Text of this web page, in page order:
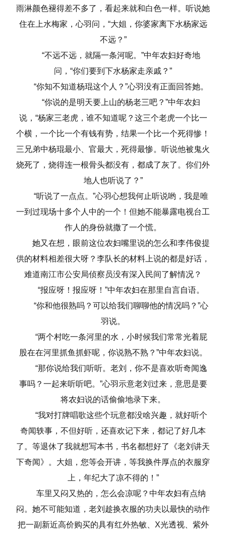
雨淋颜色褪得差不多了，看起来就和白色一样。听说她
住在上水梅家，心羽问，“大姐，你婆家离下水杨家远
不远？”
“不远不远，就隔一条河呢。”中年农妇好奇地
问，“你们要到下水杨家走亲戚？”
“你知不知道杨琨这个人？”心羽没有正面回答她。
“你说的是明天要上山的杨老三吧？”中年农妇
说，“杨家三老虎，谁不知道呢？这三个老虎一个比一
个横，一个比一个有钱有势，结果一个比一个死得惨！
三兄弟中杨琨最小、官最大，死得最惨。听说他被鬼火
烧死了，烧得连一根骨头都没有，都成了灰了。你们外
地人也听说了？”
“听说了一点点。”心羽心想我何止听说哟，我是唯
一到过现场十多个人中的一个！但她不能暴露电视台工
作人的身份就撒了一个慌。
她又在想，眼前这位农妇嘴里说的怎么和李伟俊提
供的材料相差很大呀？李队长的材料上说的都是好话，
难道南江市公安局侦察员没有深入民间了解情况？
“报应呀！报应呀！”中年农妇在那里自言自语。
“你和他很熟吗？可以给我们聊聊他的情况吗？”心
羽说。
“两个村吃一条河里的水，小时候我们常常光着屁
股在在河里抓鱼抓虾呢，你说熟不熟？”中年农妇说。
“那你说给我们听听。老刘，你不是喜欢听奇闻逸
事吗？一起来听听吧。”心羽示意老刘过来，意思是要
将农妇说的话偷偷地录下来。
“我对打牌唱歌这些个玩意都没啥兴趣，就好听个
奇闻轶事，不但好听，还喜欢记下来，都记了好几本
了。等退休了我就想写本书，书名都想好了《老刘讲天
下奇闻》。大姐，您等会开讲，等我换件厚点的衣服穿
上，年纪大了凉不得的！”
车里又闷又热的，怎么会凉呢？中年农妇有点纳
闷。她不可能知道，老刘趁换衣服的功夫以最快的动作
把一副新近高价购买的具有红外热敏、X光透视、紫外